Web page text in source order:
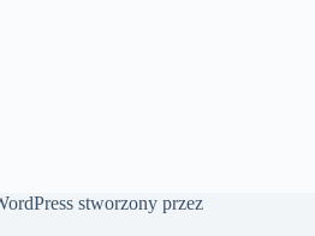
stworzony przez